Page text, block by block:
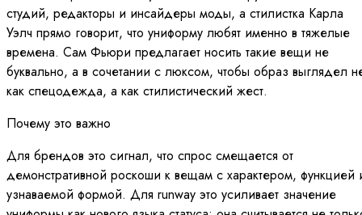
студий, редакторы и инсайдеры моды, а стилистка Карла
Уэлч прямо говорит, что униформу любят именно в тяжелые
времена. Сам Фьюри предлагает носить такие вещи не
буквально, а в сочетании с люксом, чтобы образ выглядел
как спецодежда, а как стилистический жест.
Почему это важно
Для брендов это сигнал, что спрос смещается от
демонстративной роскоши к вещам с характером, функцией
узнаваемой формой. Для runway это усиливает значение